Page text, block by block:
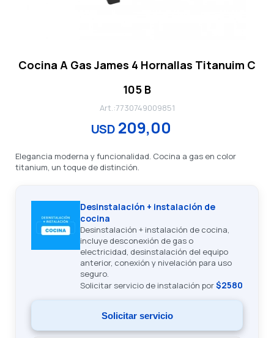
Cocina A Gas James 4 Hornallas Titanuim C
105 B
7730749009851
USD 209,00
Elegancia moderna y funcionalidad. Cocina a gas en color
titanium, un toque de distinción.
Desinstalación + instalación de
cocina
Desinstalación + instalación de cocina,
incluye desconexión de gas o
electricidad, desinstalación del equipo
anterior, conexión y nivelación para uso
seguro.
Solicitar servicio de instalación por$2580
Solicitar servicio